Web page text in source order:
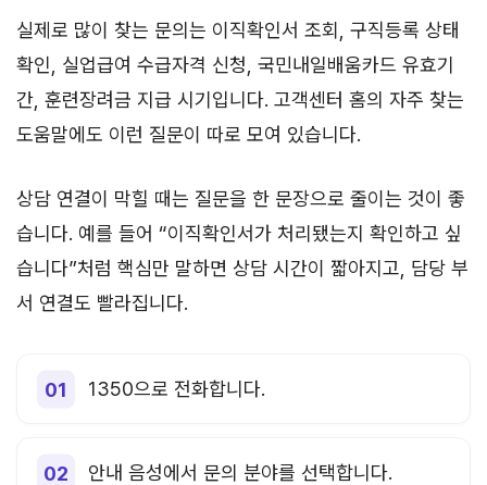
실제로 많이 찾는 문의는 이직확인서 조회, 구직등록 상태
확인, 실업급여 수급자격 신청, 국민내일배움카드 유효기
간, 훈련장려금 지급 시기입니다. 고객센터 홈의 자주 찾는
도움말에도 이런 질문이 따로 모여 있습니다.
상담 연결이 막힐 때는 질문을 한 문장으로 줄이는 것이 좋
습니다. 예를 들어 “이직확인서가 처리됐는지 확인하고 싶
습니다”처럼 핵심만 말하면 상담 시간이 짧아지고, 담당 부
서 연결도 빨라집니다.
1350으로 전화합니다.
안내 음성에서 문의 분야를 선택합니다.